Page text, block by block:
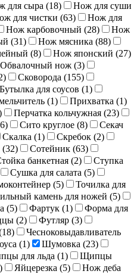
для сыра (18)
Нож для суши
для чистки (63)
Нож для
Нож карбовочный (28)
Нож
(31) Нож мясника (88)
(8) Нож японский (27)
Обвалочный нож (3)
) Сковорода (155)
Бутылка для соусов (1)
(1) Прихватка (1)
Перчатка кольчужная (23)
6) Сито круглое (8)
Секач
Скалка (1) Скребок (2)
(32) Сотейник (63)
банкетная (2)
Ступка
Сушка для салата (5)
(5)
Точилка для
камень для ножей (5)
(5) Фартук (1)
Форма для
(2) Футляр (3)
18)
Чесноковыдавливатель
(1) Шумовка (23)
для льда (1)
Щипцы
) Яйцерезка (5)
Нож деба